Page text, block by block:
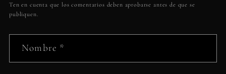
Ten en cuenta que los comentarios deben aprobarse antes de que se
publiquen.
Nombre *